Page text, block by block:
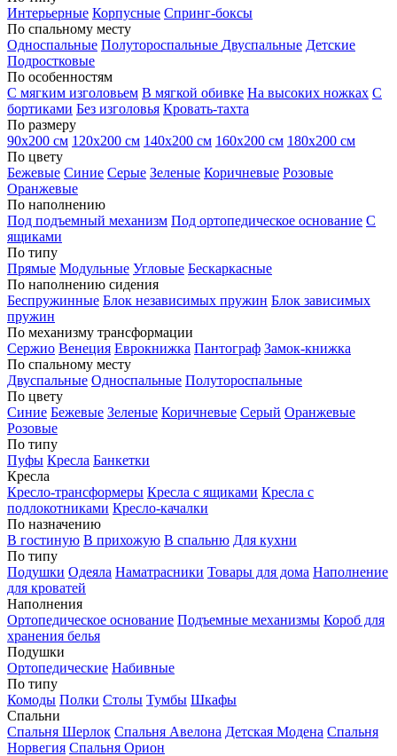
Интерьерные Корпусные Спринг-боксы
По спальному месту
Односпальные Полутороспальные Двуспальные Детские
Подростковые
По особенностям
С мягким изголовьем В мягкой обивке На высоких ножках С
бортиками Без изголовья Кровать-тахта
По размеру
90х200 см 120х200 см 140х200 см 160х200 см 180х200 см
По цвету
Бежевые Синие Серые Зеленые Коричневые Розовые
Оранжевые
По наполнению
Под подъемный механизм Под ортопедическое основание С
ящиками
По типу
Прямые Модульные Угловые Бескаркасные
По наполнению сидения
Беспружинные Блок независимых пружин Блок зависимых
пружин
По механизму трансформации
Сержио Венеция Еврокнижка Пантограф Замок-книжка
По спальному месту
Двуспальные Односпальные Полутороспальные
По цвету
Синие Бежевые Зеленые Коричневые Серый Оранжевые
Розовые
По типу
Пуфы Кресла Банкетки
Кресла
Кресло-трансформеры Кресла с ящиками Кресла с
подлокотниками Кресло-качалки
По назначению
В гостиную В прихожую В спальню Для кухни
По типу
Подушки Одеяла Наматрасники Товары для дома Наполнение
для кроватей
Наполнения
Ортопедическое основание Подъемные механизмы Короб для
хранения белья
Подушки
Ортопедические Набивные
По типу
Комоды Полки Столы Тумбы Шкафы
Спальни
Спальня Шерлок Спальня Авелона Детская Модена Спальня
Норвегия Спальня Орион